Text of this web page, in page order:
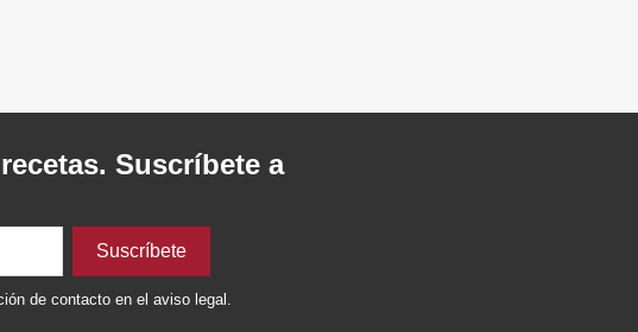
Suscríbete a
de contacto en el aviso legal.